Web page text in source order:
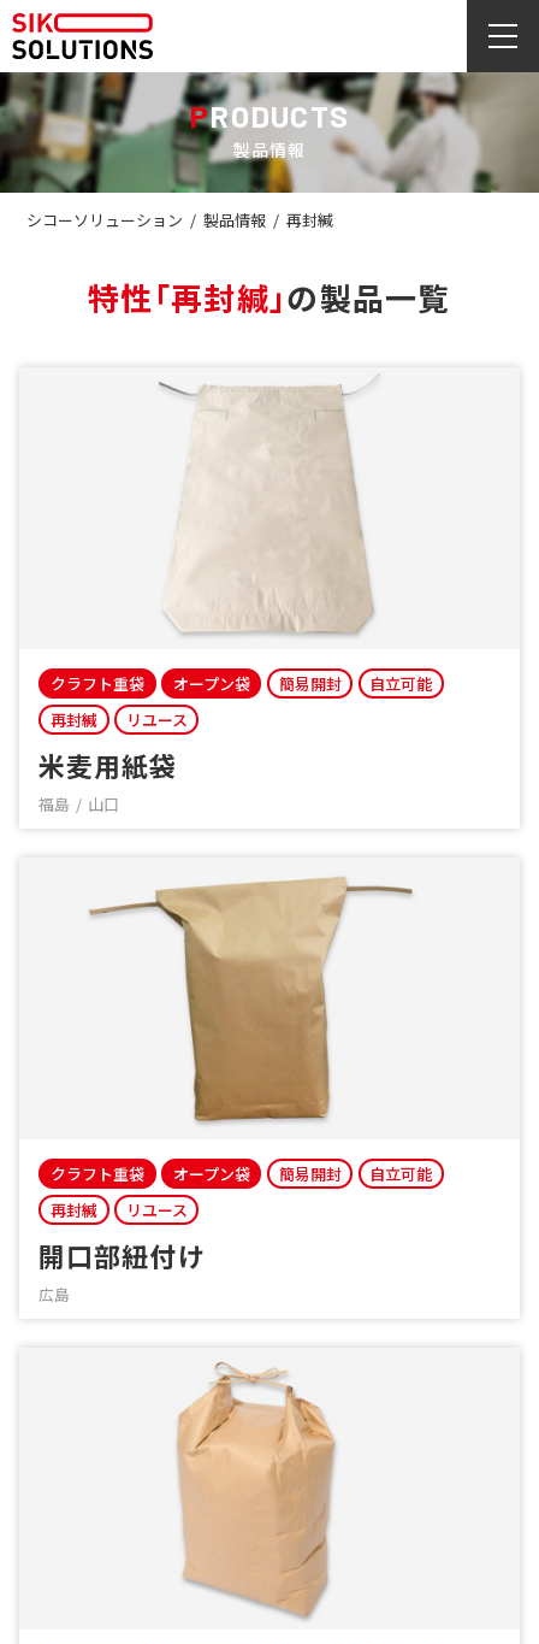
PRODUCTS
製品情報
シコーソリューション / 製品情報 / 再封緘
特性「再封緘」の製品一覧
クラフト重袋 オープン袋 簡易開封
自立可能
再封緘
リユース
米麦用紙袋
福島 山口
クラフト重袋 オープン袋 簡易開封
自立可能
再封緘
リユース
開口部紐付け
広島